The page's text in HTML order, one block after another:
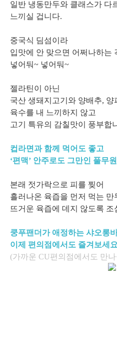
일반 냉동만두와 클래스가 다
느끼실 겁니다.
중국식 딤섬이라
입맛에 안 맞으면 어쩌나하는
넣어둬~ 넣어둬~
젤라틴이 아닌
국산 생돼지고기와 양배추, 양
육수를 내 느끼하지 않고
고기 특유의 감칠맛이 풍부합
컵라면과 함께 먹어도 좋고
‘편맥’ 안주로도 그만인 풀무
본래 젓가락으로 피를 찢어
흘러나온 육즙을 먼저 먹는 만
뜨거운 육즙에 데지 않도록 조
쿵푸팬더가 애정하는 샤오롱
이제 편의점에서도 즐겨보세
(가까운 CU편의점에서도 만